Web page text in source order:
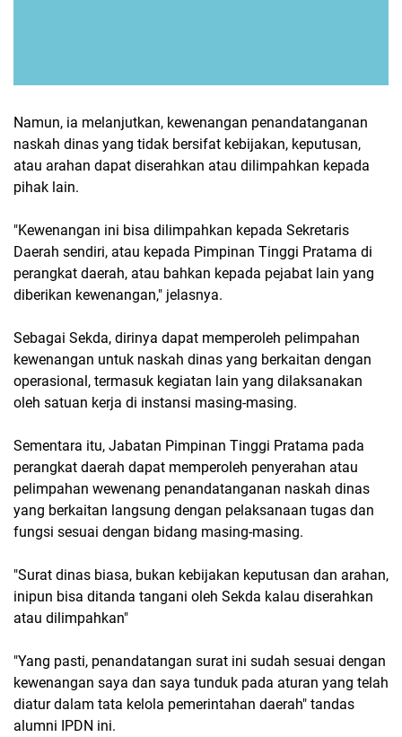
Namun, ia melanjutkan, kewenangan penandatanganan
naskah dinas yang tidak bersifat kebijakan, keputusan,
atau arahan dapat diserahkan atau dilimpahkan kepada
pihak lain.
"Kewenangan ini bisa dilimpahkan kepada Sekretaris
Daerah sendiri, atau kepada Pimpinan Tinggi Pratama di
perangkat daerah, atau bahkan kepada pejabat lain yang
diberikan kewenangan," jelasnya.
Sebagai Sekda, dirinya dapat memperoleh pelimpahan
kewenangan untuk naskah dinas yang berkaitan dengan
operasional, termasuk kegiatan lain yang dilaksanakan
oleh satuan kerja di instansi masing-masing.
Sementara itu, Jabatan Pimpinan Tinggi Pratama pada
perangkat daerah dapat memperoleh penyerahan atau
pelimpahan wewenang penandatanganan naskah dinas
yang berkaitan langsung dengan pelaksanaan tugas dan
fungsi sesuai dengan bidang masing-masing.
"Surat dinas biasa, bukan kebijakan keputusan dan arahan,
inipun bisa ditanda tangani oleh Sekda kalau diserahkan
atau dilimpahkan"
"Yang pasti, penandatangan surat ini sudah sesuai dengan
kewenangan saya dan saya tunduk pada aturan yang telah
diatur dalam tata kelola pemerintahan daerah" tandas
alumni IPDN ini.